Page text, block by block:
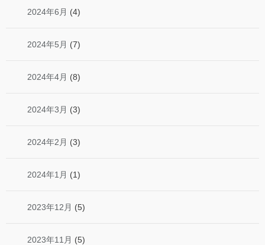
2024年6月 (4)
2024年5月 (7)
2024年4月 (8)
2024年3月 (3)
2024年2月 (3)
2024年1月 (1)
2023年12月 (5)
2023年11月 (5)